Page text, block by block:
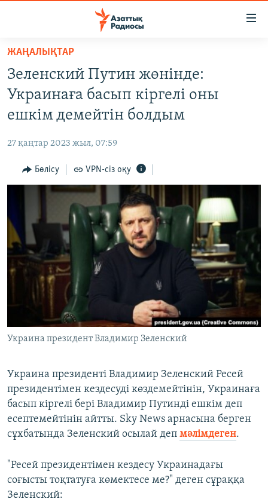
Skip
main
content
main
Navigation
to
AZATTYQTV
АДАМ ҚҰҚЫҚТАРЫ
ӘЛЕУМЕТ
АРНАЙЫ ЖОБАЛАР
Русский
ЖАЗЫЛЫҢЫЗ
Басқа тілдерде
ЖАҢАЛЫҚТАР
Зеленский Путин жөнінде:
Украинаға басып кіргелі оны
ешкім демейтін болдым
27 қаңтар 2023 жыл, 07:59
Бөлісу VPN-сіз оқу
Украина президент Владимир Зеленский
Украина президенті Владимир Зеленский Ресей
президентімен кездесуді көздемейтінін, Украинаға
басып кіргелі бері Владимир Путинді ешкім деп
есептемейтінін айтты. Sky News арнасына берген
сұхбатында Зеленский осылай деп мәлімдеген.
"Ресей президентімен кездесу Украинадағы
соғысты тоқтатуға көмектесе ме?" деген сұраққа
Зеленский: